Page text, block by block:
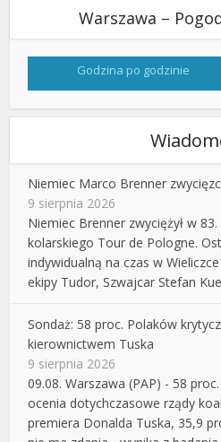
Warszawa –
Godzina po godzinie
Niemiec Marco Brenner
9 sierpnia 2026
Niemiec Brenner zwyciężył w
kolarskiego Tour de Pologne.
indywidualną na czas w
ekipy Tudor, Szwajcar Stefan
Sondaż: 58 proc. Polaków
kierownictwem Tuska
9 sierpnia 2026
09.08. Warszawa (PAP) - 58
ocenia dotychczasowe rządy
premiera Donalda Tuska, 35,9